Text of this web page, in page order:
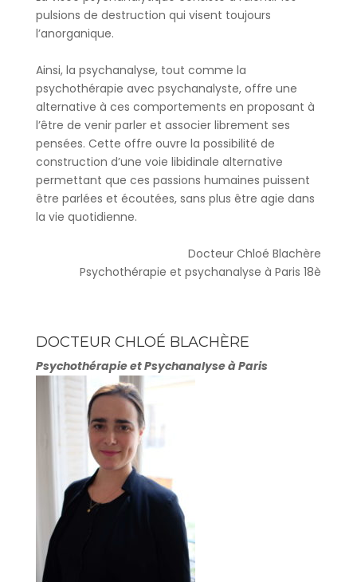
pulsions de destruction qui visent toujours
l’anorganique.
Ainsi, la psychanalyse, tout comme la
psychothérapie avec psychanalyste, offre une
alternative à ces comportements en proposant à
l’être de venir parler et associer librement ses
pensées. Cette offre ouvre la possibilité de
construction d’une voie libidinale alternative
permettant que ces passions humaines puissent
être parlées et écoutées, sans plus être agie dans
la vie quotidienne.
Docteur Chloé Blachère
Psychothérapie et psychanalyse à Paris 18è
DOCTEUR CHLOÉ BLACHÈRE
Psychothérapie et Psychanalyse à Paris